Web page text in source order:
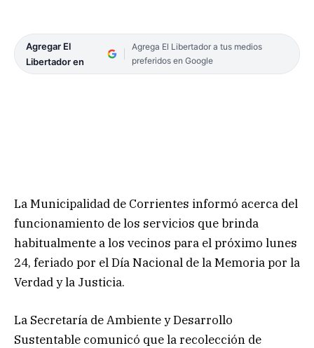
Agregar El
Libertador en
Agrega El Libertador a tus medios
preferidos en Google
La Municipalidad de Corrientes informó acerca del
funcionamiento de los servicios que brinda
habitualmente a los vecinos para el próximo lunes
24, feriado por el Día Nacional de la Memoria por la
Verdad y la Justicia.
La Secretaría de Ambiente y Desarrollo
Sustentable comunicó que la recolección de